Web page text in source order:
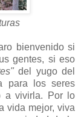
bienvenido si
gentes, si eso
del yugo del
para los seres
a vivirla. Por lo
vida mejor, viva